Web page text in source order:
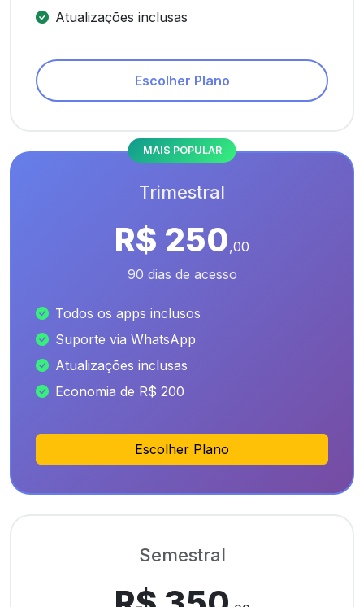
Atualizações inclusas
Escolher Plano
MAIS POPULAR
Trimestral
R$ 250,00
90 dias de acesso
Todos os apps inclusos
Suporte via WhatsApp
Atualizações inclusas
Economia de R$ 200
Escolher Plano
Semestral